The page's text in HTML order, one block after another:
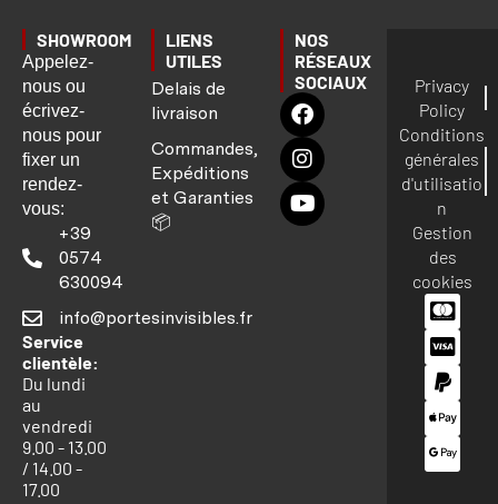
SHOWROOM
Appelez-
nous ou
écrivez-
nous pour
fixer un
rendez-
vous:
+39
0574
630094
info@portesinvisibles.fr
Service
clientèle:
Du lundi
au
vendredi
9.00 - 13.00
/ 14.00 -
17.00
LIENS
UTILES
Delais de
livraison
Commandes,
Expéditions
et Garanties
📦
NOS
RÉSEAUX
SOCIAUX
Privacy
Policy
Conditions
générales
d'utilisatio
n
Gestion
des
cookies